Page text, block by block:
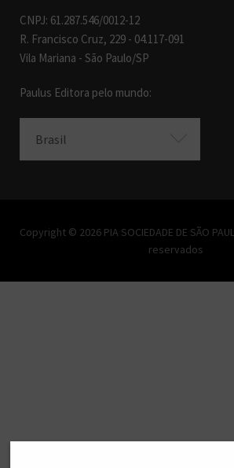
CNPJ: 61.287.546/0012-12
R. Francisco Cruz, 229 - 04.117-091
Vila Mariana - São Paulo/SP
Paulus Editora pelo mundo:
Brasil
Copyright © 2026 PIA SOCIEDADE DE SÃO
reservados